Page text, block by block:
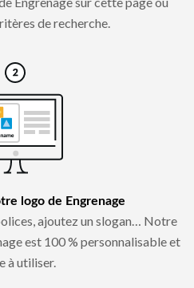
de recherche.
logo de Engrenage
ajoutez un slogan… Notre
est 100 % personnalisable et
à utiliser.